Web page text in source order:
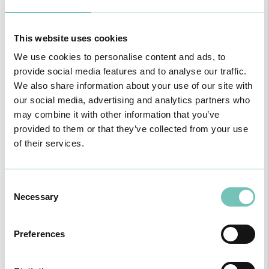
This website uses cookies
We use cookies to personalise content and ads, to
provide social media features and to analyse our traffic.
We also share information about your use of our site with
our social media, advertising and analytics partners who
may combine it with other information that you’ve
provided to them or that they’ve collected from your use
of their services.
Selection
Necessary
Preferences
Para cuidar de si no Algarve, Alentejo e Madeira
Realizou-se no Hospital CUF Faro a primeira Cirurgia de Estrabismo